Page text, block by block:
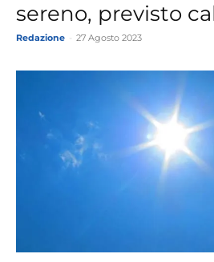
sereno, previsto
Redazione 27 Agosto 2023